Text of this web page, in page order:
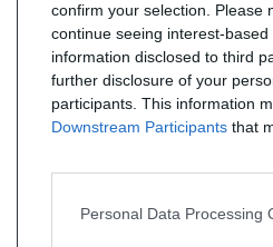
confirm your selection. Please
continue seeing interest-
information disclosed to third
further disclosure of your
participants. This information
Downstream Participants that
Personal Data Processing
ENVOYER